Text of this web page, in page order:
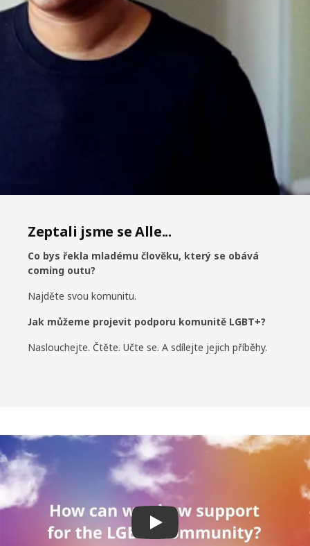
Zeptali jsme se Alle...
Co bys řekla mladému člověku, který se obává
coming outu?
Najděte svou komunitu.
Jak můžeme projevit podporu komunitě LGBT+?
Naslouchejte. Čtěte. Učte se. A sdílejte jejich příběhy.
Přehrát video